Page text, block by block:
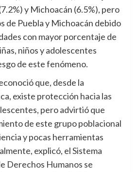
y Michoacán (6.5%), pero
de Puebla y Michoacán debido
con mayor porcentaje de
niños y adolescentes
de este fenómeno.
que, desde la
existe protección hacia las
pero advirtió que
de este grupo poblacional
y pocas herramientas
explicó, el Sistema
Derechos Humanos se